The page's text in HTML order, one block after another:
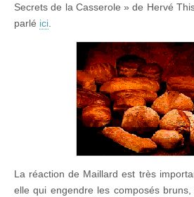
Secrets de la Casserole » de Hervé
parlé ici
La réaction de Maillard est très
elle qui engendre les composés